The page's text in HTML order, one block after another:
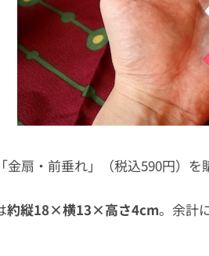
「金扇・前垂れ」（税込590円）を
約縦18×横13×高さ4cm。余計